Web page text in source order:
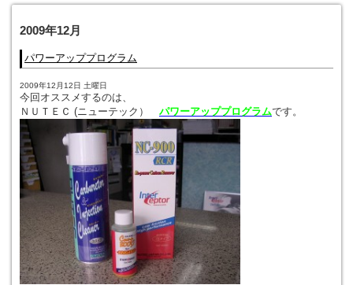
2009年12月
パワーアッププログラム
2009年12月12日 土曜日
今回オススメするのは、
ＮＵＴＥＣ (ニューテック） パワーアッププログラムです。